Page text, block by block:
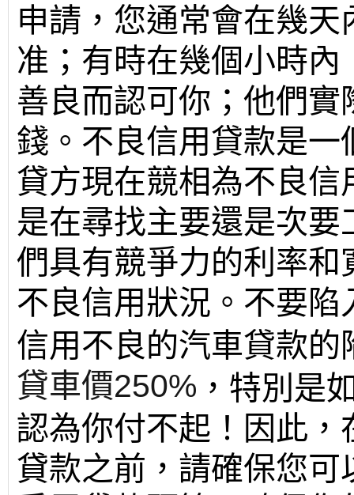
申請，您通常會在幾
准；有時在幾個小時
善良而認可你；他們
錢。不良信用貸款是
貸方現在競相為不良
是在尋找主要還是次
們具有競爭力的利率
不良信用狀況。 不要陷
信用不良的汽車貸款
貸車價250% ，特別是
認為你付不起！因此
貸款之前，請確保您